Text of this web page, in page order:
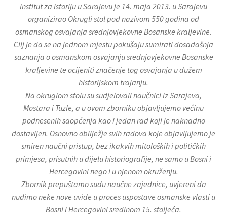
Institut za istoriju u Sarajevu je 14. maja 2013. u Sarajevu
organizirao Okrugli stol pod nazivom 550 godina od
osmanskog osvajanja srednjovjekovne Bosanske kraljevine.
Cilj je da se na jednom mjestu pokušaju sumirati dosadašnja
saznanja o osmanskom osvajanju srednjovjekovne Bosanske
kraljevine te ocijeniti značenje tog osvajanja u dužem
historijskom trajanju.
Na okruglom stolu su sudjelovali naučnici iz Sarajeva,
Mostara i Tuzle, a u ovom zborniku objavljujemo većinu
podnesenih saopćenja kao i jedan rad koji je naknadno
dostavljen. Osnovno obilježje svih radova koje objavljujemo je
smiren naučni pristup, bez ikakvih mitoloških i političkih
primjesa, prisutnih u dijelu historiografije, ne samo u Bosni i
Hercegovini nego i u njenom okruženju.
Zbornik prepuštamo sudu naučne zajednice, uvjereni da
nudimo neke nove uvide u proces uspostave osmanske vlasti u
Bosni i Hercegovini sredinom 15. stoljeća.